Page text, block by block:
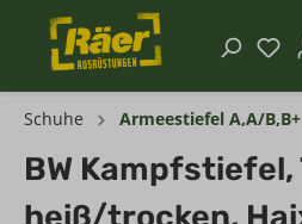
Schuhe Armeestiefel A,A/B,B+
BW